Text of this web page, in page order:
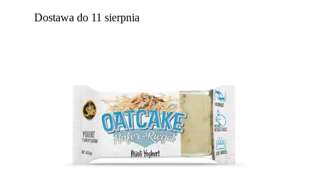
Dostawa do 11 sierpnia